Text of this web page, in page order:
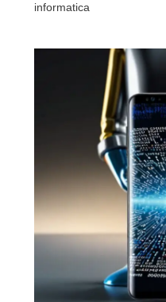
informatica